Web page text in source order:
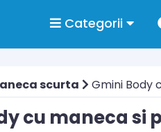
Categorii
scurta Gmini Body
cu maneca si